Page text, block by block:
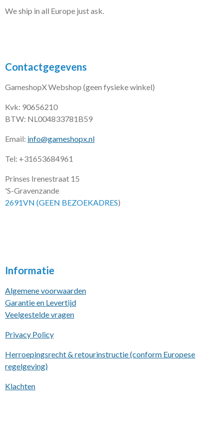
We ship in all Europe just ask.
Contactgegevens
GameshopX Webshop (geen fysieke winkel)
Kvk: 90656210
BTW: NL004833781B59
Email: info@gameshopx.nl
Tel: +31653684961
Prinses Irenestraat 15
'S-Gravenzande
2691VN (GEEN BEZOEKADRES)
Informatie
Algemene voorwaarden
Garantie en Levertijd
Veelgestelde vragen
Privacy Policy
Herroepingsrecht & retourinstructie (conform Europese
regelgeving)
Klachten